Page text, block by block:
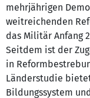
mehrjährigen
weitreichenden
das Militär Anfang
Seitdem ist der
in
Länderstudie
Bildungssystem